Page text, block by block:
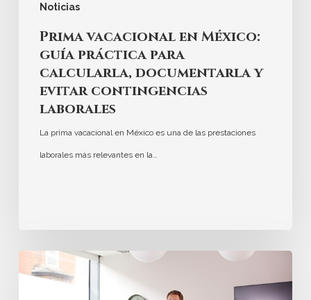
Noticias
Prima vacacional en México:
guía práctica para
calcularla, documentarla y
evitar contingencias
laborales
La prima vacacional en México es una de las prestaciones
laborales más relevantes en la…